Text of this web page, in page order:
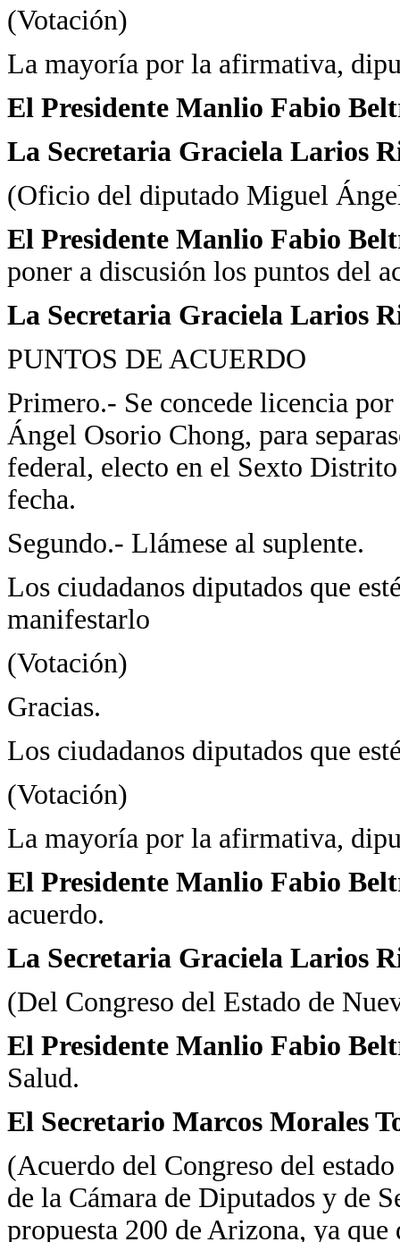
(Votación)
La mayoría por la afirmativa,
El Presidente Manlio Fabio
La Secretaria Graciela Larios
(Oficio del diputado Miguel
El Presidente Manlio Fabio
poner a discusión los puntos del
La Secretaria Graciela Larios
PUNTOS DE ACUERDO
Primero.- Se concede licencia
Ángel Osorio Chong, para
federal, electo en el Sexto
fecha.
Segundo.- Llámese al suplente.
Los ciudadanos diputados que
manifestarlo
(Votación)
Gracias.
Los ciudadanos diputados que
(Votación)
La mayoría por la afirmativa,
El Presidente Manlio Fabio
acuerdo.
La Secretaria Graciela Larios
(Del Congreso del Estado de
El Presidente Manlio Fabio
Salud.
El Secretario Marcos Morales
(Acuerdo del Congreso del
de la Cámara de Diputados y de
propuesta 200 de Arizona, ya